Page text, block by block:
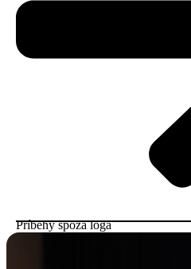
Príbehy spoza loga